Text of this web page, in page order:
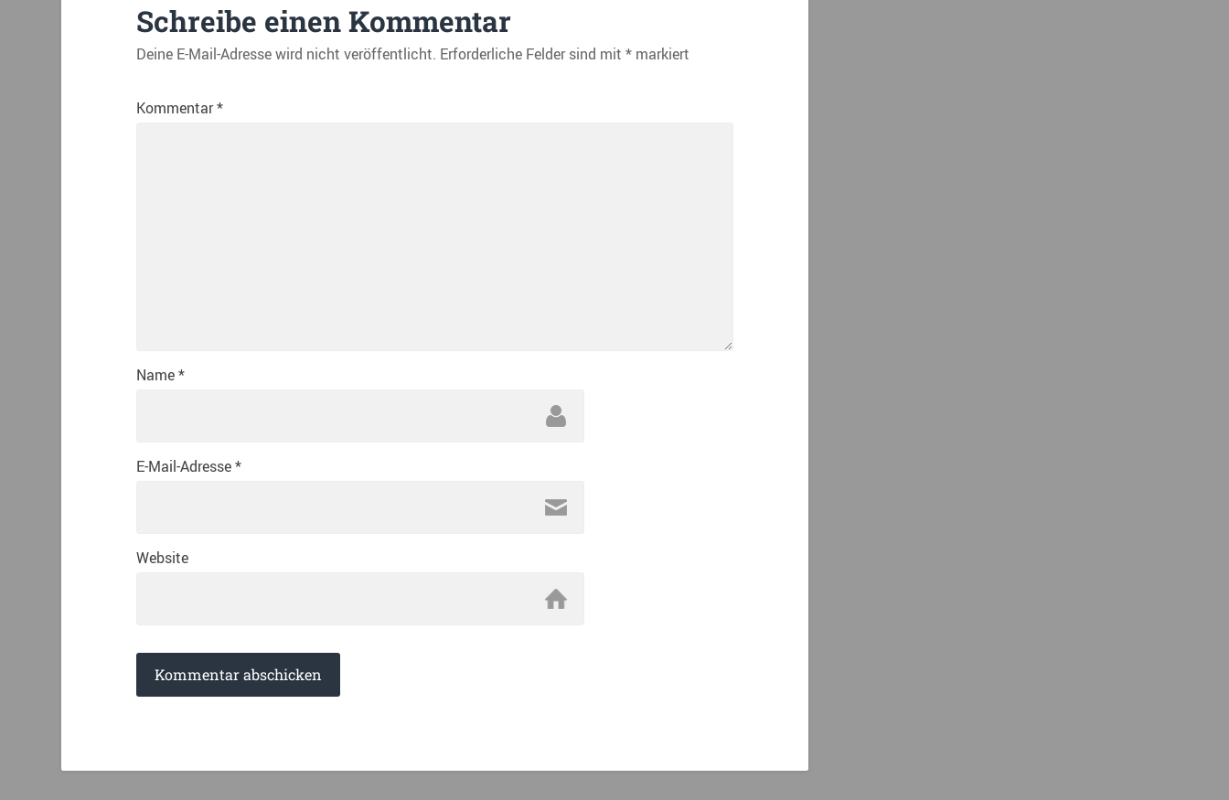
Schreibe einen Kommentar
Deine E-Mail-Adresse wird nicht veröffentlicht. Erforderliche Felder sind mit *markiert
Kommentar*
Name*
E-Mail-Adresse*
Website